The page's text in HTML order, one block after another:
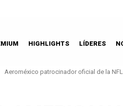
HIGHLIGHTS LÍDERES
Aeroméxico patrocinador oficial de la